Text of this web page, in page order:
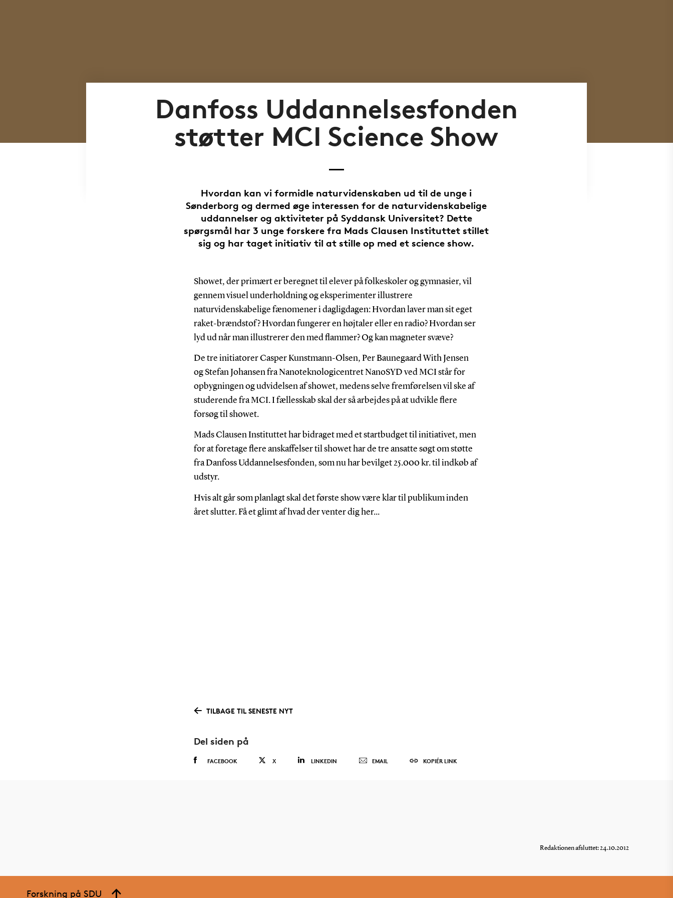
Danfoss Uddannelsesfonden
støtter MCI Science Show
Hvordan kan vi formidle naturvidenskaben ud til de unge i
Sønderborg og dermed øge interessen for de naturvidenskabelige
uddannelser og aktiviteter på Syddansk Universitet? Dette
spørgsmål har 3 unge forskere fra Mads Clausen Instituttet stillet
sig og har taget initiativ til at stille op med et science show.
Showet, der primært er beregnet til elever på folkeskoler og gymnasier, vil
gennem visuel underholdning og eksperimenter illustrere
naturvidenskabelige fænomener i dagligdagen: Hvordan laver man sit eget
raket-brændstof? Hvordan fungerer en højtaler eller en radio? Hvordan ser
lyd ud når man illustrerer den med flammer? Og kan magneter svæve?
De tre initiatorer Casper Kunstmann-Olsen, Per Baunegaard With Jensen
og Stefan Johansen fra Nanoteknologicentret NanoSYD ved MCI står for
opbygningen og udvidelsen af showet, medens selve fremførelsen vil ske af
studerende fra MCI. I fællesskab skal der så arbejdes på at udvikle flere
forsøg til showet.
Mads Clausen Instituttet har bidraget med et startbudget til initiativet, men
for at foretage flere anskaffelser til showet har de tre ansatte søgt om støtte
fra Danfoss Uddannelsesfonden, som nu har bevilget 25.000 kr. til indkøb af
udstyr.
Hvis alt går som planlagt skal det første show være klar til publikum inden
året slutter. Få et glimt af hvad der venter dig her...
TILBAGE TIL SENESTE NYT
Del siden på
FACEBOOK X LINKEDIN EMAIL KOPIÉR LINK
Redaktionen afsluttet: 24.10.2012
Forskning på SDU